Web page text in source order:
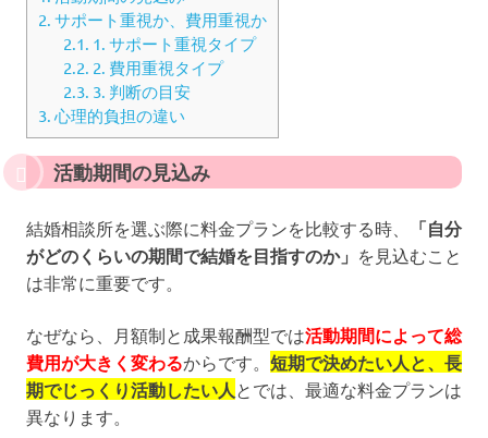
2. サポート重視か、費用重視か
2.1. 1. サポート重視タイプ
2.2. 2. 費用重視タイプ
2.3. 3. 判断の目安
3. 心理的負担の違い
活動期間の見込み
結婚相談所を選ぶ際に料金プランを比較する時、
「自分
がどのくらいの期間で結婚を目指すのか」 を見込むこと
は非常に重要です。
なぜなら、月額制と成果報酬型では活動期間によって総
費用が大きく変わるからです。 短期で決めたい人と、長
期でじっくり活動したい人 とでは、最適な料金プランは
異なります。